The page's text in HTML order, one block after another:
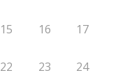
15 16 17
22 23 24